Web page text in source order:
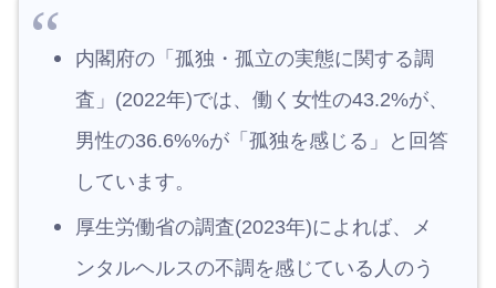
内閣府の「孤独・孤立の実態に関する調
査」(2022年)では、働く女性の43.2%が、
男性の36.6%%が「孤独を感じる」と回答
しています。
厚生労働省の調査(2023年)によれば、メ
ンタルヘルスの不調を感じている人のう